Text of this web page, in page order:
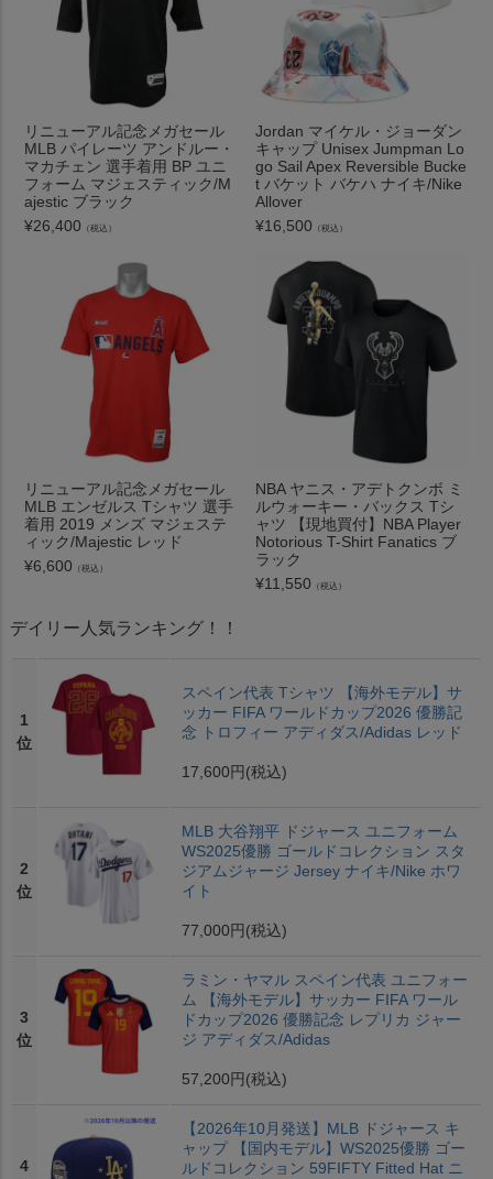
リニューアル記念メガセール
MLB パイレーツ アンドルー・
マカチェン 選手着用 BP ユニ
フォーム マジェスティック/M
ajestic ブラック
¥26,400 （税込）
Jordan マイケル・ジョーダン
キャップ Unisex Jumpman Lo
go Sail Apex Reversible Bucke
t バケット バケハ ナイキ/Nike
Allover
¥16,500 （税込）
リニューアル記念メガセール
MLB エンゼルス Tシャツ 選手
着用 2019 メンズ マジェステ
ィック/Majestic レッド
¥6,600 （税込）
NBA ヤニス・アデトクンボ ミ
ルウォーキー・バックス Tシ
ャツ 【現地買付】NBA Player
Notorious T-Shirt Fanatics ブ
ラック
¥11,550 （税込）
デイリー人気ランキング！！
1
位
スペイン代表 Tシャツ 【海外モデル】サ
ッカー FIFA ワールドカップ2026 優勝記
念 トロフィー アディダス/Adidas レッド
17,600円 (税込)
2
位
MLB 大谷翔平 ドジャース ユニフォーム
WS2025優勝 ゴールドコレクション スタ
ジアムジャージ Jersey ナイキ/Nike ホワ
イト
77,000円 (税込)
3
位
ラミン・ヤマル スペイン代表 ユニフォー
ム 【海外モデル】サッカー FIFA ワール
ドカップ2026 優勝記念 レプリカ ジャー
ジ アディダス/Adidas
57,200円 (税込)
4
【2026年10月発送】MLB ドジャース キ
ャップ 【国内モデル】WS2025優勝 ゴー
ルドコレクション 59FIFTY Fitted Hat ニ